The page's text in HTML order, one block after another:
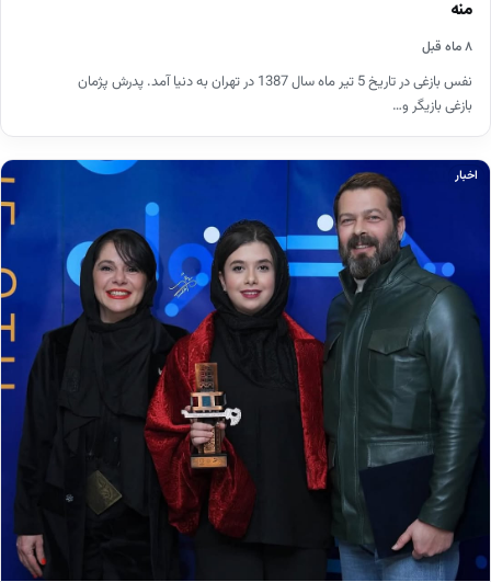
منه
۸ ماه قبل
نفس بازغی در تاریخ 5 تیر ماه سال 1387 در تهران به دنیا آمد. پدرش پژمان
بازغی بازیگر و…
اخبار